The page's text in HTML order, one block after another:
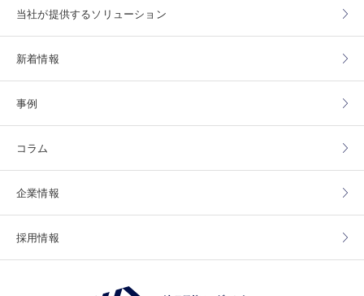
当社が提供する ソリューション
新着情報
事例
コラム
企業情報
採用情報